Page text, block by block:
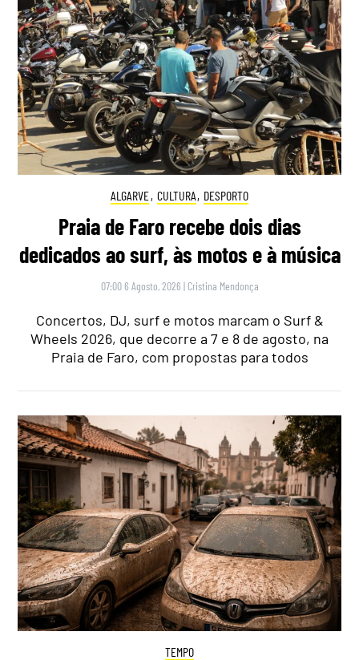
ALGARVE, CULTURA, DESPORTO
Praia de Faro recebe dois dias
dedicados ao surf, às motos e à música
07:00 6 Agosto, 2026 | Cristina Mendonça
Concertos, DJ, surf e motos marcam o Surf &
Wheels 2026, que decorre a 7 e 8 de agosto, na
Praia de Faro, com propostas para todos
TEMPO